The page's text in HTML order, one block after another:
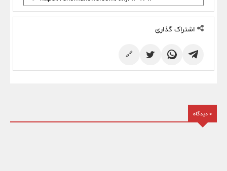
اشتراک گذاری
🔗
0 دیدگاه